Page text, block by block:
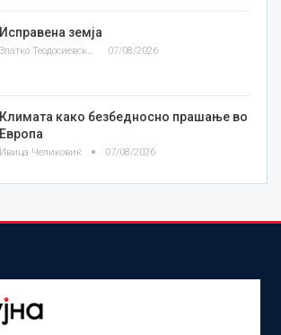
Исправена земја
Златко Теодосиевски 07/08/2026
Климата како безбедносно прашање во
Европа
Ивица Челиковиќ 07/08/2026